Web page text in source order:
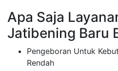
Apa Saja
Jatibening Baru
Pengeboran Untuk
Rendah